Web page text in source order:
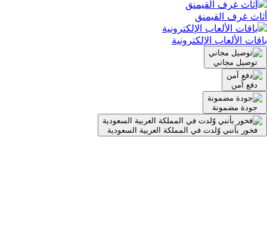
أثاث غرف القيمنق
باقات الألعاب الإلكترونية
توصيل مجاني
دفع آمن
جودة مضمونة
فخور بأنني وّلدت في المملكة العربية السعودية